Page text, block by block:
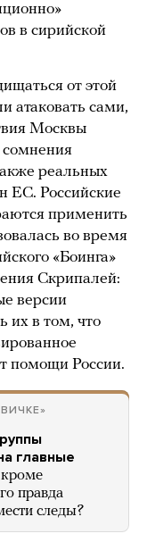
в сирийской
от этой
атаковать сами,
Москвы
сомнения
реальных
ЕС. Российские
применить
во время
«Боинга»
Скрипалей:
версии
их в том, что
помощи России.
главные
правда
следы?